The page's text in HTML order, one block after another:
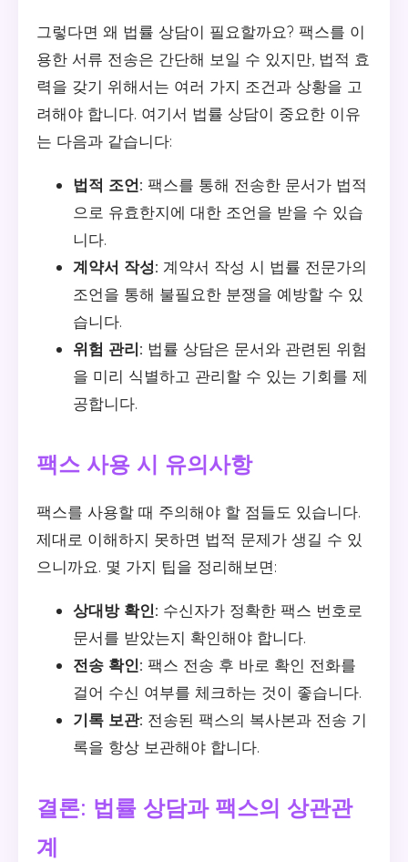
그렇다면 왜 법률 상담이 필요할까요? 팩스를 이
용한 서류 전송은 간단해 보일 수 있지만, 법적 효
력을 갖기 위해서는 여러 가지 조건과 상황을 고
려해야 합니다. 여기서 법률 상담이 중요한 이유
는 다음과 같습니다:
법적 조언: 팩스를 통해 전송한 문서가 법적
으로 유효한지에 대한 조언을 받을 수 있습
니다.
계약서 작성: 계약서 작성 시 법률 전문가의
조언을 통해 불필요한 분쟁을 예방할 수 있
습니다.
위험 관리: 법률 상담은 문서와 관련된 위험
을 미리 식별하고 관리할 수 있는 기회를 제
공합니다.
팩스 사용 시 유의사항
팩스를 사용할 때 주의해야 할 점들도 있습니다.
제대로 이해하지 못하면 법적 문제가 생길 수 있
으니까요. 몇 가지 팁을 정리해보면:
상대방 확인: 수신자가 정확한 팩스 번호로
문서를 받았는지 확인해야 합니다.
전송 확인: 팩스 전송 후 바로 확인 전화를
걸어 수신 여부를 체크하는 것이 좋습니다.
기록 보관: 전송된 팩스의 복사본과 전송 기
록을 항상 보관해야 합니다.
결론: 법률 상담과 팩스의 상관관
계